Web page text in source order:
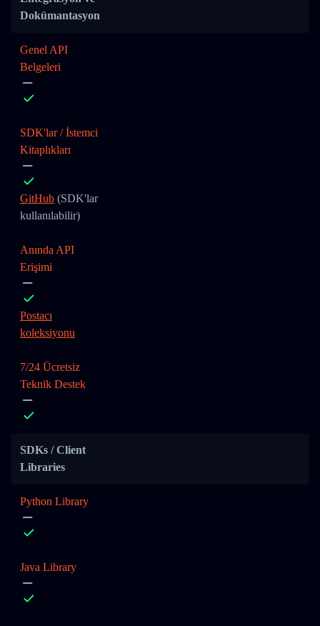
Dokümantasyon
Genel API
Belgeleri
SDK'lar / İstemci
Kitaplıkları
GitHub (SDK'lar
kullanılabilir)
Anında API
Erişimi
Postacı
koleksiyonu
7/24 Ücretsiz
Teknik Destek
SDKs / Client
Libraries
Python Library
Java Library